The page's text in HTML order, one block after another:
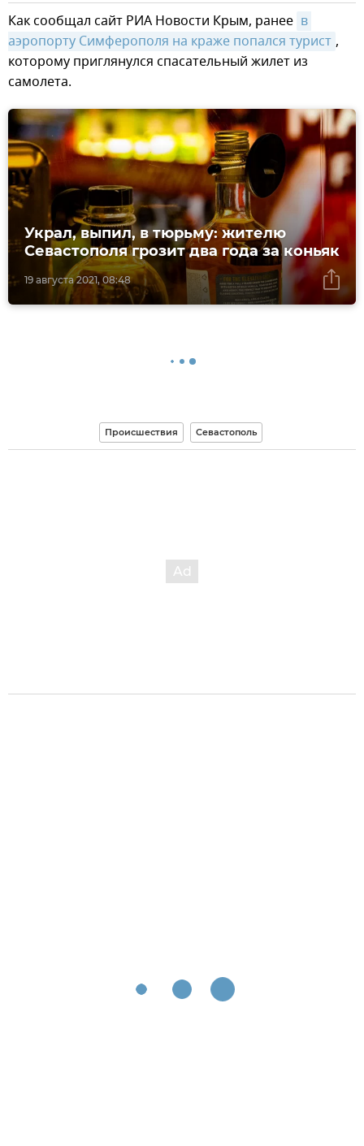
Как сообщал сайт РИА Новости Крым, ранее в
аэропорту Симферополя на краже попался турист ,
которому приглянулся спасательный жилет из
самолета.
19 августа 2021, 08:48
Украл, выпил, в тюрьму: жителю
Севастополя грозит два года за коньяк
Происшествия Севастополь